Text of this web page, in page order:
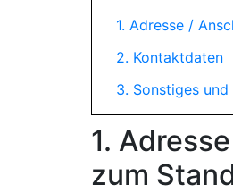
1. Adresse /
2. Kontaktdaten
3. Sonstiges
1.
zum